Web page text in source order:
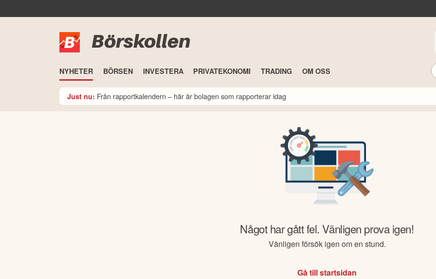
Börskollen
NYHETER BÖRSEN INVESTERA PRIVATEKONOMI TRADING OM OSS
Just nu: Från rapportkalendern – här är bolagen som rapporterar idag
Något har gått fel. Vänligen prova igen!
Vänligen försök igen om en stund.
Gå till startsidan